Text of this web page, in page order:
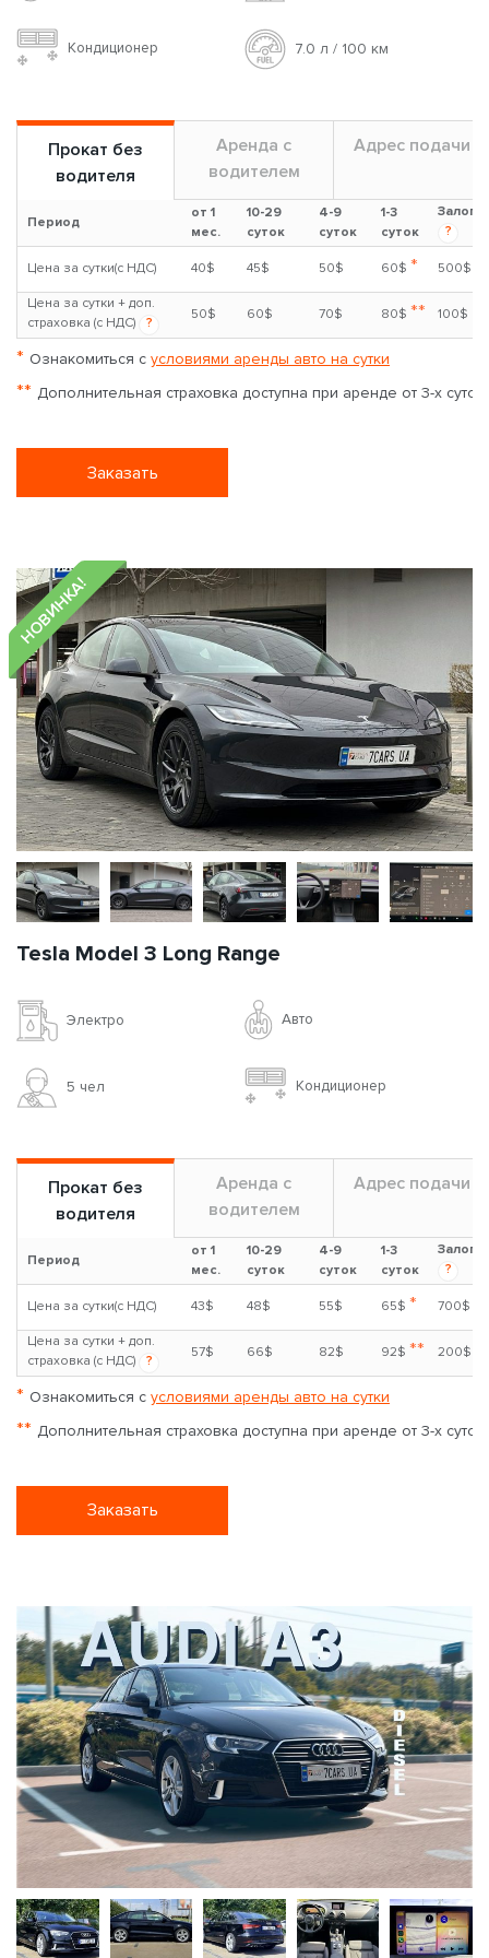
Кондиционер 7.0 л / 100 км
Прокат без
водителя
Аренда с
водителем
Адрес подачи
Период
от 1
мес.
10-29
суток
4-9
суток
1-3
суток
Залог
?
Цена за сутки(с НДС) 40$ 45$ 50$ 60$ * 500$
Цена за сутки + доп.
страховка (с НДС)
?
50$ 60$ 70$ 80$ ** 100$
* Ознакомиться с условиями аренды авто на сутки
** Дополнительная страховка доступна при аренде от 3-х суток
Заказать
НОВИНКА!
Tesla Model 3 Long Range
Электро Авто
5 чел Кондиционер
Прокат без
водителя
Аренда с
водителем
Адрес подачи
Период
от 1
мес.
10-29
суток
4-9
суток
1-3
суток
Залог
?
Цена за сутки(с НДС) 43$ 48$ 55$ 65$ * 700$
Цена за сутки + доп.
страховка (с НДС)
?
57$ 66$ 82$ 92$ ** 200$
* Ознакомиться с условиями аренды авто на сутки
** Дополнительная страховка доступна при аренде от 3-х суток
Заказать